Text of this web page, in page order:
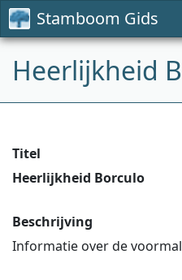
Stamboom Gids
Heerlijkheid
Titel
Heerlijkheid Borculo
Beschrijving
Informatie over de